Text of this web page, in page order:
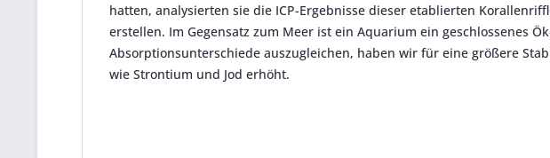
hatten, analysierten sie die ICP-Ergebnisse dieser etablierten
erstellen. Im Gegensatz zum Meer ist ein Aquarium ein geschlossenes
Absorptionsunterschiede auszugleichen, haben wir für eine größere
wie Strontium und Jod erhöht.